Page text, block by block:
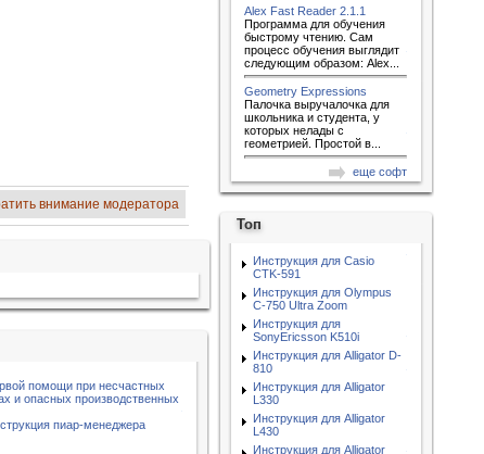
внимание модератора
помощи при несчастных
и опасных производственных
пиар-менеджера
Alex Fast Reader 2.1.1
Программа для обучения
быстрому чтению. Сам
процесс обучения выглядит
следующим образом: Alex...
Geometry Expressions
Палочка выручалочка для
школьника и студента, у
которых нелады с
геометрией. Простой в...
еще софт
Топ
Инструкция для Casio
CTK-591
Инструкция для Olympus
C-750 Ultra Zoom
Инструкция для
SonyEricsson K510i
Инструкция для Alligator D-
810
Инструкция для Alligator
L330
Инструкция для Alligator
L430
Инструкция для Alligator